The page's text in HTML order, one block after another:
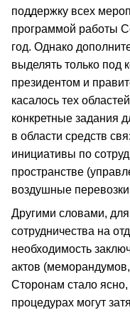
поддержку всех
программой работы
год. Однако
выделять только под
президентом и
касалось тех
конкретные задания
в области средств
инициативы по
пространстве
воздушные
Другими словами,
сотрудничества на
необходимость
актов
Сторонам стало
процедурах могут